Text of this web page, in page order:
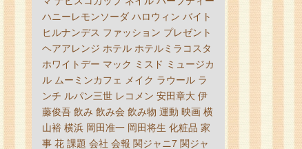
ハニーレモンソーダ ハロウィン バイト
ヒルナンデス ファッション プレゼント
ヘアアレンジ ホテル ホテルミラコスタ
ホワイトデー マック ミスド ミュージカ
ル ムーミンカフェ メイク ラウール ラ
ンチ ルパン三世 レコメン 安田章大 伊
藤俊吾 飲み 飲み会 飲み物 運動 映画 横
山裕 横浜 岡田准一 岡田将生 化粧品 家
事 花 課題 会社 会報 関ジャニ7 関ジャ